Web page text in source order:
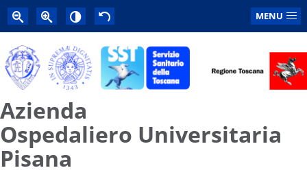
MENU
Azienda
Ospedaliero Universitaria
Pisana